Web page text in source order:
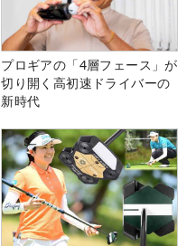
プロギアの「4層フェース」が
切り開く高初速ドライバーの
新時代